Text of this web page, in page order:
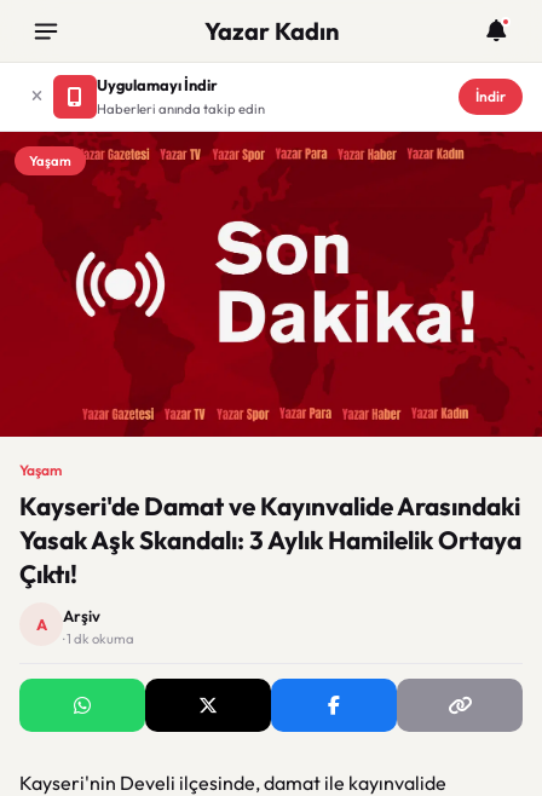
Yazar Kadın
Uygulamayı İndir
Haberleri anında takip edin
İndir
Yaşam
Yaşam
Kayseri'de Damat ve Kayınvalide Arasındaki
Yasak Aşk Skandalı: 3 Aylık Hamilelik Ortaya
Çıktı!
A Arşiv
· 1 dk okuma
Kayseri'nin Develi ilçesinde, damat ile kayınvalide